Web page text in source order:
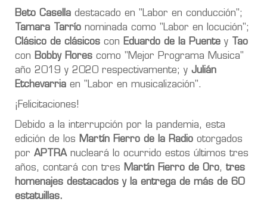
Beto Casella destacado en "Labor en conducción";
Tamara Tarrío nominada como "Labor en locución";
Clásico de clásicos con Eduardo de la Puente y
Tao
con Bobby Flores como "Mejor Programa Musica"
año 2019 y 2020 respectivamente; y Julián
Etchevarria en "Labor en musicalización".
¡Felicitaciones!
Debido a la interrupción por la pandemia, esta
edición de los
Martín Fierro de la Radio otorgados
por APTRAnucleará lo ocurrido estos últimos tres
años, contará con tres
Martín Fierro de Oro, tres
homenajes destacados y la entrega de más de 60
estatuillas.